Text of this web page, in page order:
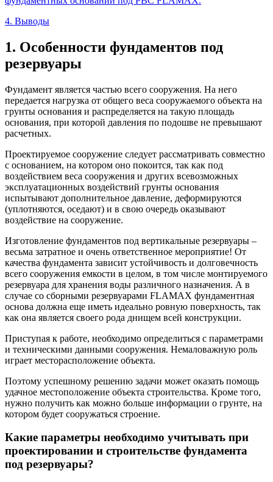
4. Выводы
1. Особенности фундаментов под
резервуары
Фундамент является частью всего сооружения. На него
передается нагрузка от общего веса сооружаемого объекта на
грунты основания и распределяется на такую площадь
основания, при которой давления по подошве не превышают
расчетных.
Проектируемое сооружение следует рассматривать совместно
с основанием, на котором оно покоится, так как под
воздействием веса сооружения и других всевозможных
эксплуатационных воздействий грунты основания
испытывают дополнительное давление, деформируются
(уплотняются, оседают) и в свою очередь оказывают
воздействие на сооружение.
Изготовление фундаментов под вертикальные резервуары –
весьма затратное и очень ответственное мероприятие! От
качества фундамента зависит устойчивость и долговечность
всего сооружения емкости в целом, в том числе монтируемого
резервуара для хранения воды различного назначения. А в
случае со сборными резервуарами FLAMAX фундаментная
основа должна еще иметь идеально ровную поверхность, так
как она является своего рода днищем всей конструкции.
Приступая к работе, необходимо определиться с параметрами
и техническими данными сооружения. Немаловажную роль
играет месторасположение объекта.
Поэтому успешному решению задачи может оказать помощь
удачное местоположение объекта строительства. Кроме того,
нужно получить как можно больше информации о грунте, на
котором будет сооружаться строение.
Какие параметры необходимо учитывать при
проектировании и строительстве фундамента
под резервуары?